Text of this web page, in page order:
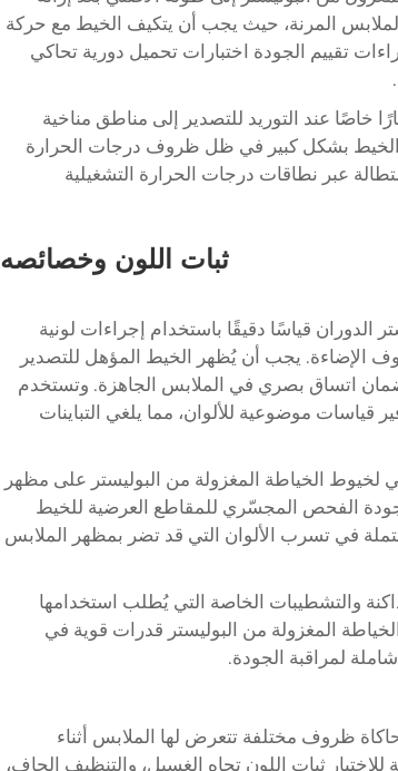
المرنة، حيث يجب أن يتكيف الخيط مع حركة
تقييم الجودة اختبارات تحميل دورية تحاكي
خاصًا عند التوريد للتصدير إلى مناطق مناخية
الخيط بشكل كبير في ظل ظروف درجات الحرارة
عبر نطاقات درجات الحرارة التشغيلية
ثبات اللون وخصائصه
قياسًا دقيقًا باستخدام إجراءات لونية
الإضاءة. يجب أن يُظهر الخيط المؤهل للتصدير
1.0 بين دفعات الإنتاج لضمان اتساق بصري في الملابس الجاهزة. وتستخدم
قياسات موضوعية للألوان، مما يلغي التباينات
الخياطة المغزولة من البوليستر على مظهر
الفحص المجسّري للمقاطع العرضية للخيط
في تسرب الألوان التي قد تضر بمظهر الملابس
والتشطيبات الخاصة التي يُطلب استخدامها
المغزولة من البوليستر قدرات قوية في
لمراقبة الجودة.
ظروف مختلفة تتعرض لها الملابس أثناء
للاختبار ثبات اللون تجاه الغسيل، والتنظيف الجاف،